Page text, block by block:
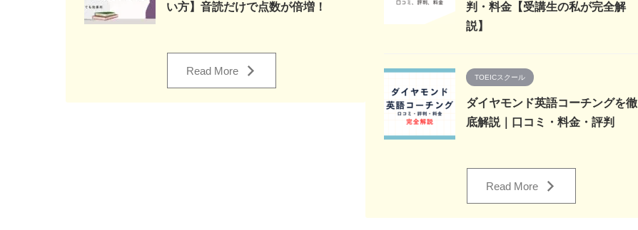
い方】音読だけで点数が倍増！
Read More
判・料金【受講生の私が完全解
説】
TOEICスクール
ダイヤモンド英語コーチングを徹
底解説｜口コミ・料金・評判
Read More